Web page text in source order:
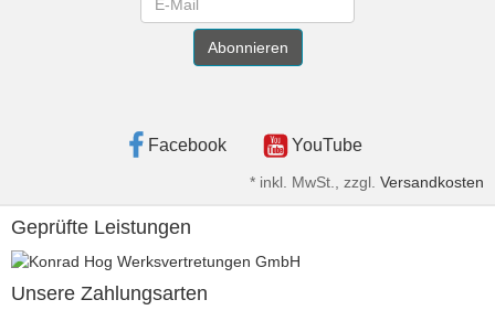
Abonnieren
Facebook YouTube
* inkl. MwSt., zzgl. Versandkosten
Geprüfte Leistungen
Unsere Zahlungsarten